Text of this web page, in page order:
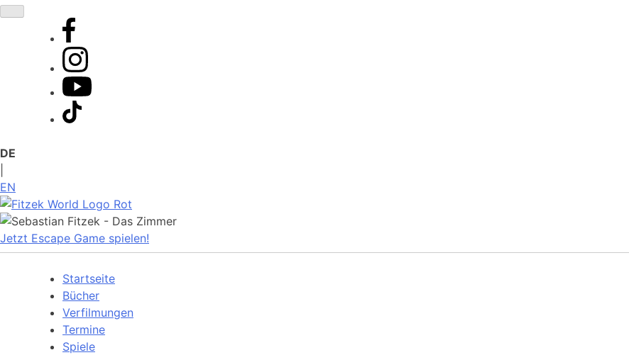
Zum
DE
EN
Jetzt Escape Game spielen!
Startseite
Bücher
Verfilmungen
Termine
Spiele